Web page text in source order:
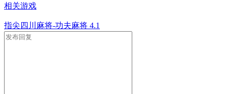
相关游戏
指尖四川麻将-功夫麻将 4.1